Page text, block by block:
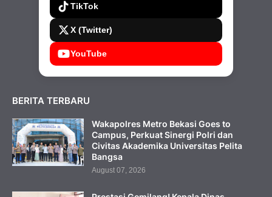
TikTok
X (Twitter)
YouTube
BERITA TERBARU
Wakapolres Metro Bekasi Goes to
Campus, Perkuat Sinergi Polri dan
Civitas Akademika Universitas Pelita
Bangsa
August 07, 2026